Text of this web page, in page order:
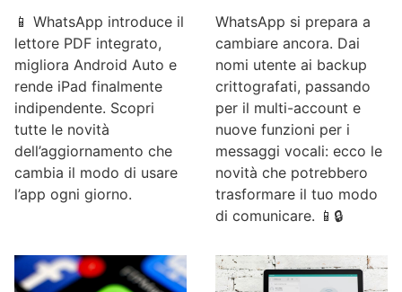
📱 WhatsApp introduce il
lettore PDF integrato,
migliora Android Auto e
rende iPad finalmente
indipendente. Scopri
tutte le novità
dell’aggiornamento che
cambia il modo di usare
l’app ogni giorno.
WhatsApp si prepara a
cambiare ancora. Dai
nomi utente ai backup
crittografati, passando
per il multi-account e
nuove funzioni per i
messaggi vocali: ecco le
novità che potrebbero
trasformare il tuo modo
di comunicare. 📱🔒